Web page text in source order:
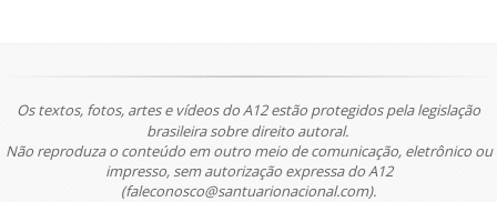
Os textos, fotos, artes e vídeos do A12 estão protegidos pela legislação
brasileira sobre direito autoral.
Não reproduza o conteúdo em outro meio de comunicação, eletrônico ou
impresso, sem autorização expressa do A12
(faleconosco@santuarionacional.com).